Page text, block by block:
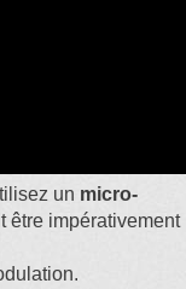
un micro-
être impérativement